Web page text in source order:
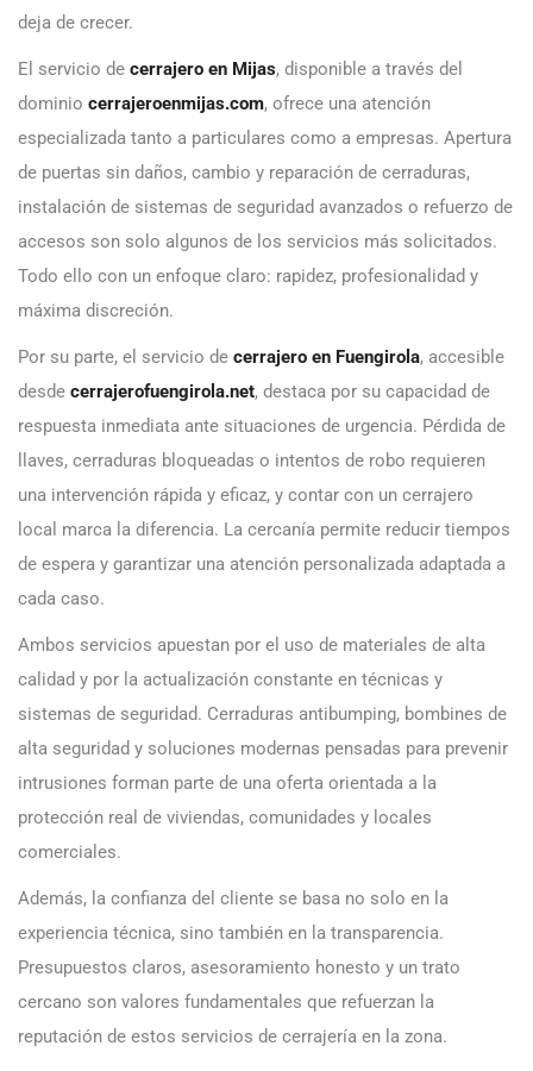
deja de crecer.
El servicio de cerrajero en Mijas, disponible a través del
dominio cerrajeroenmijas.com, ofrece una atención
especializada tanto a particulares como a empresas. Apertura
de puertas sin daños, cambio y reparación de cerraduras,
instalación de sistemas de seguridad avanzados o refuerzo de
accesos son solo algunos de los servicios más solicitados.
Todo ello con un enfoque claro: rapidez, profesionalidad y
máxima discreción.
Por su parte, el servicio de cerrajero en Fuengirola, accesible
desde cerrajerofuengirola.net, destaca por su capacidad de
respuesta inmediata ante situaciones de urgencia. Pérdida de
llaves, cerraduras bloqueadas o intentos de robo requieren
una intervención rápida y eficaz, y contar con un cerrajero
local marca la diferencia. La cercanía permite reducir tiempos
de espera y garantizar una atención personalizada adaptada a
cada caso.
Ambos servicios apuestan por el uso de materiales de alta
calidad y por la actualización constante en técnicas y
sistemas de seguridad. Cerraduras antibumping, bombines de
alta seguridad y soluciones modernas pensadas para prevenir
intrusiones forman parte de una oferta orientada a la
protección real de viviendas, comunidades y locales
comerciales.
Además, la confianza del cliente se basa no solo en la
experiencia técnica, sino también en la transparencia.
Presupuestos claros, asesoramiento honesto y un trato
cercano son valores fundamentales que refuerzan la
reputación de estos servicios de cerrajería en la zona.